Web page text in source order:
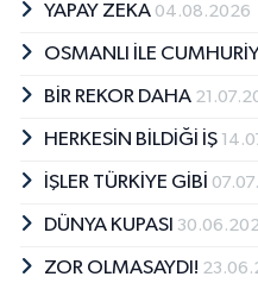
YAPAY ZEKA 04.08.2026
OSMANLI İLE
BİR REKOR DAHA
HERKESİN BİLDİĞİ İŞ
İŞLER TÜRKİYE GİBİ
DÜNYA KUPASI
ZOR OLMASAYDI!